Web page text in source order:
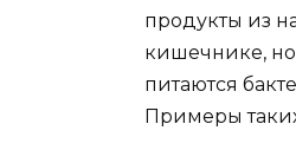
продукты из
кишечнике,
питаются
Примеры